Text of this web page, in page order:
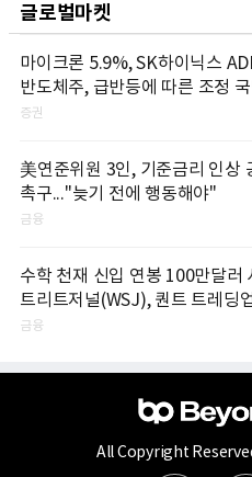
글로벌마켓
마이크론 5.9%, SK하이닉스
반도체주, 급반등에 따른 조정
증권
美연준위원 3인, 기준금리 인상
촉구..."늦기 전에 행동해야"
금융
수학 천재 신입 연봉 100만달러
트리트저널(WSJ), 퀀트 트레딩
업들 인재 확보 경쟁
금융
All Copyright